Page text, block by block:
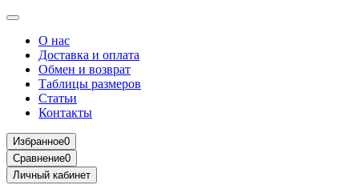
О нас
Доставка и оплата
Обмен и возврат
Таблицы размеров
Статьи
Контакты
Избранное0
Сравнение0
Личный кабинет